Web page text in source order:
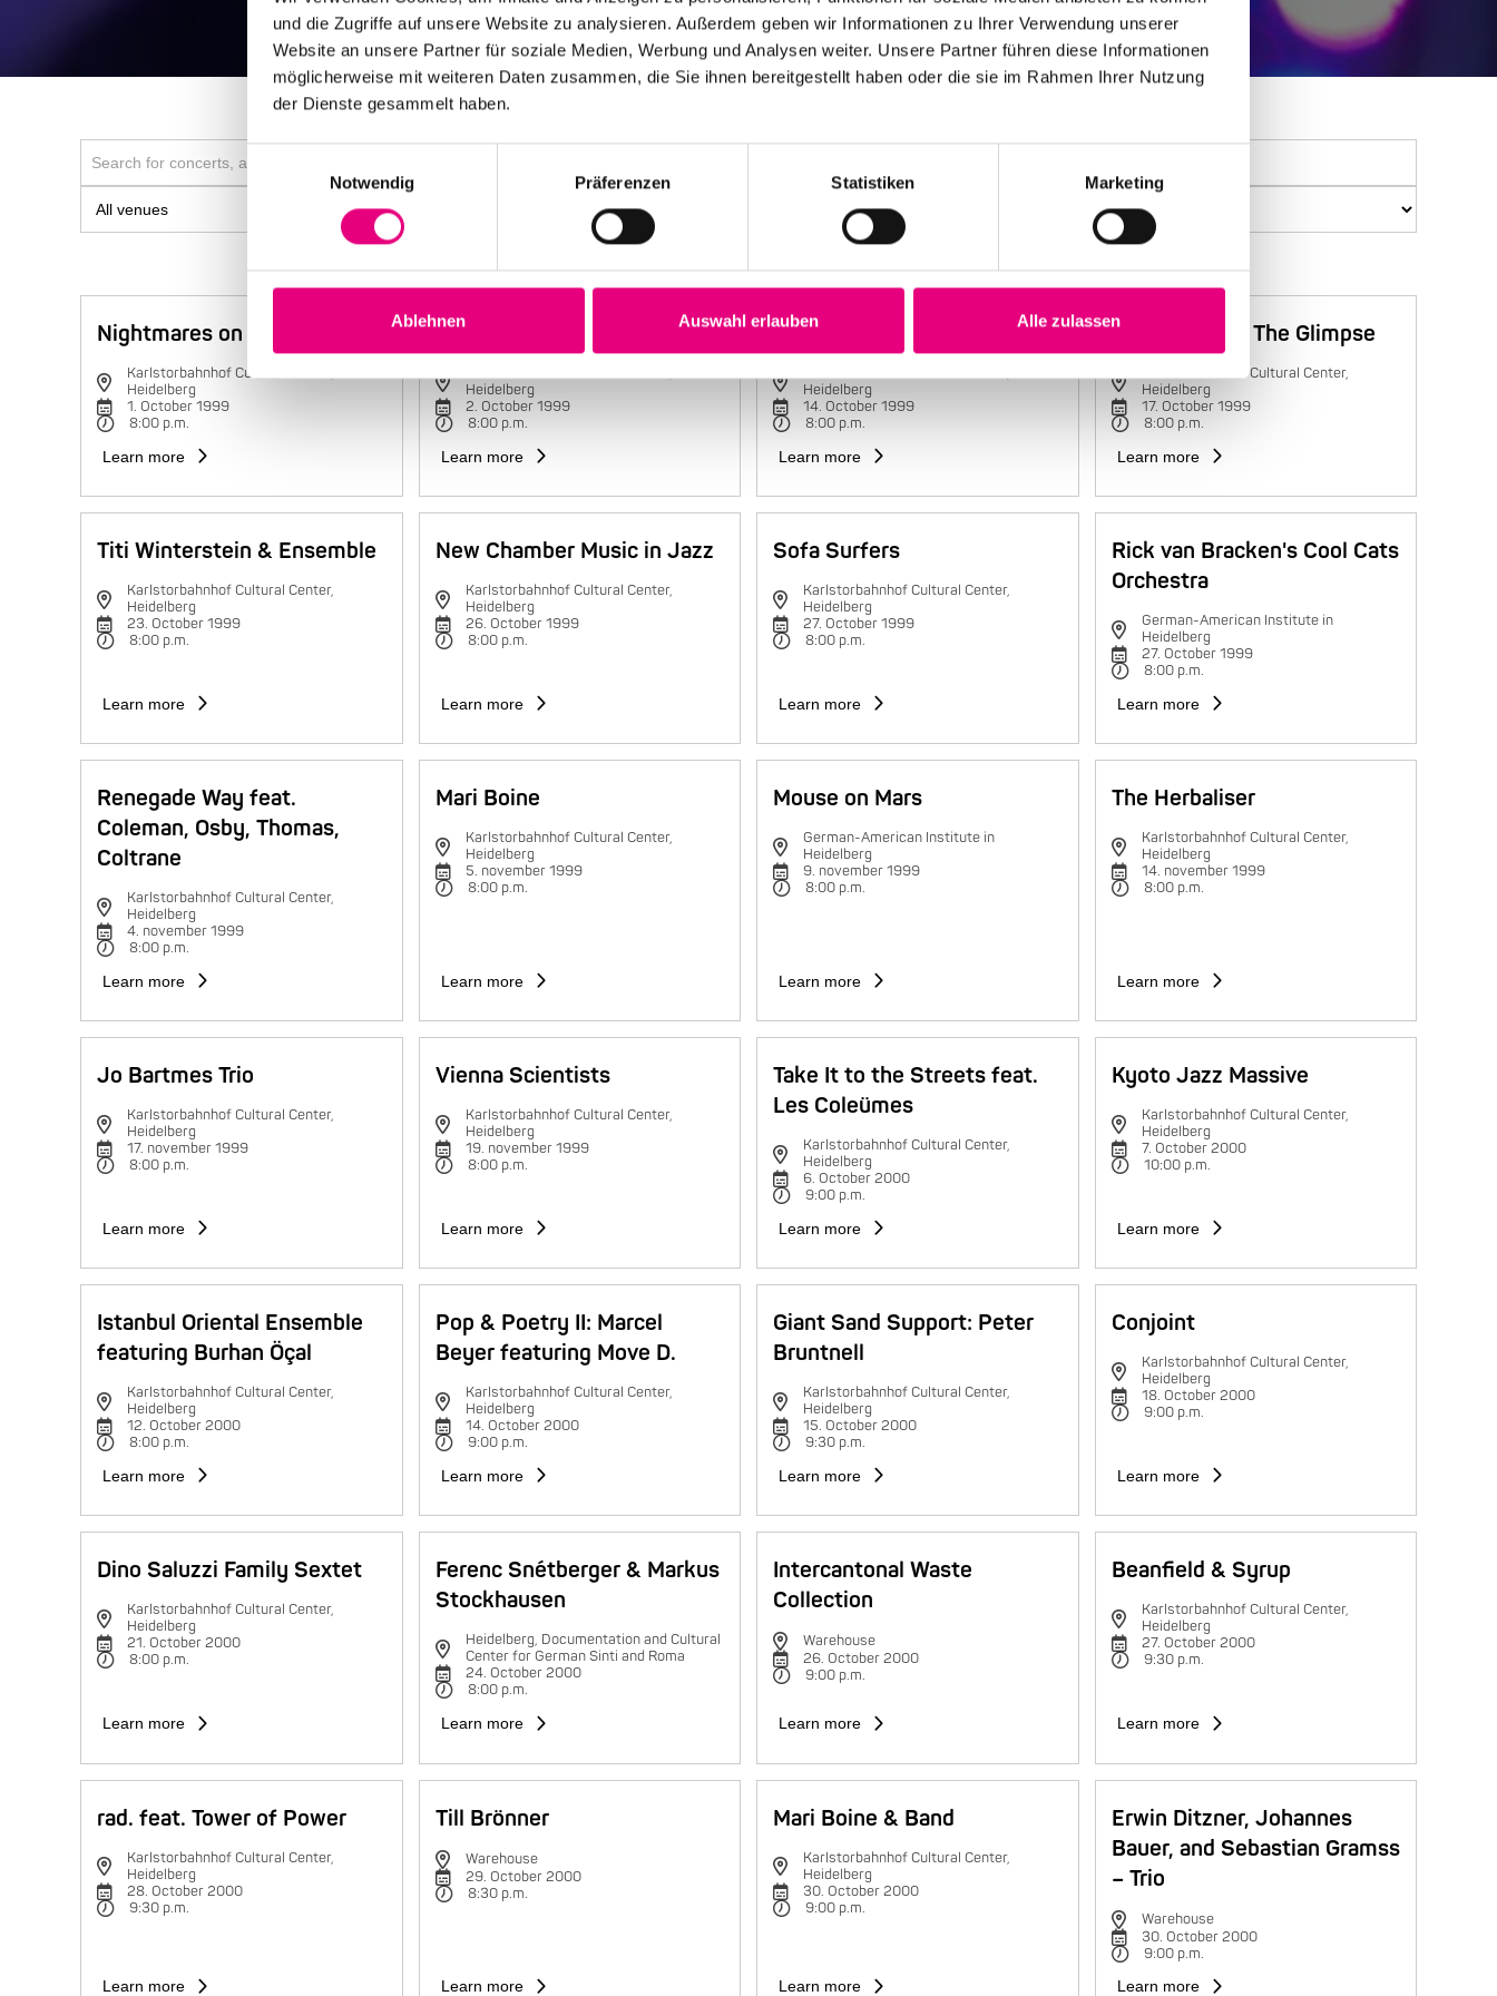
und die Zugriffe auf unsere Website zu analysieren. Außerdem geben wir Informationen zu Ihrer Verwendung unserer
Website an unsere Partner für soziale Medien, Werbung und Analysen weiter. Unsere Partner führen diese Informationen
möglicherweise mit weiteren Daten zusammen, die Sie ihnen bereitgestellt haben oder die sie im Rahmen Ihrer Nutzung
der Dienste gesammelt haben.
Notwendig
Präferenzen Statistiken Marketing
Ablehnen Auswahl erlauben Alle zulassen
Nightmares on Wax
Karlstorbahnhof Cultural Center,
Heidelberg
1. October 1999
8:00 p.m.
Learn more
Charlie Mariano Group
Heidelberg
2. October 1999
8:00 p.m.
Learn more
Maria João Trio
Heidelberg
14. October 1999
8:00 p.m.
Learn more
Trilok Gurtu & The Glimpse
Karlstorbahnhof Cultural Center,
Heidelberg
17. October 1999
8:00 p.m.
Learn more
Titi Winterstein & Ensemble
Karlstorbahnhof Cultural Center,
Heidelberg
23. October 1999
8:00 p.m.
Learn more
New Chamber Music in Jazz
Karlstorbahnhof Cultural Center,
Heidelberg
26. October 1999
8:00 p.m.
Learn more
Sofa Surfers
Karlstorbahnhof Cultural Center,
Heidelberg
27. October 1999
8:00 p.m.
Learn more
Rick van Bracken's Cool Cats
Orchestra
German-American Institute in
Heidelberg
27. October 1999
8:00 p.m.
Learn more
Renegade Way feat.
Coleman, Osby, Thomas,
Coltrane
Karlstorbahnhof Cultural Center,
Heidelberg
4. november 1999
8:00 p.m.
Learn more
Mari Boine
Karlstorbahnhof Cultural Center,
Heidelberg
5. november 1999
8:00 p.m.
Learn more
Mouse on Mars
German-American Institute in
Heidelberg
9. november 1999
8:00 p.m.
Learn more
The Herbaliser
Karlstorbahnhof Cultural Center,
Heidelberg
14. november 1999
8:00 p.m.
Learn more
Jo Bartmes Trio
Karlstorbahnhof Cultural Center,
Heidelberg
17. november 1999
8:00 p.m.
Learn more
Vienna Scientists
Karlstorbahnhof Cultural Center,
Heidelberg
19. november 1999
8:00 p.m.
Learn more
Take It to the Streets feat.
Les Coleümes
Karlstorbahnhof Cultural Center,
Heidelberg
6. October 2000
9:00 p.m.
Learn more
Kyoto Jazz Massive
Karlstorbahnhof Cultural Center,
Heidelberg
7. October 2000
10:00 p.m.
Learn more
Istanbul Oriental Ensemble
featuring Burhan Öçal
Karlstorbahnhof Cultural Center,
Heidelberg
12. October 2000
8:00 p.m.
Learn more
Pop & Poetry II: Marcel
Beyer featuring Move D.
Karlstorbahnhof Cultural Center,
Heidelberg
14. October 2000
9:00 p.m.
Learn more
Giant Sand Support: Peter
Bruntnell
Karlstorbahnhof Cultural Center,
Heidelberg
15. October 2000
9:30 p.m.
Learn more
Conjoint
Karlstorbahnhof Cultural Center,
Heidelberg
18. October 2000
9:00 p.m.
Learn more
Dino Saluzzi Family Sextet
Karlstorbahnhof Cultural Center,
Heidelberg
21. October 2000
8:00 p.m.
Learn more
Ferenc Snétberger & Markus
Stockhausen
Heidelberg, Documentation and Cultural
Center for German Sinti and Roma
24. October 2000
8:00 p.m.
Learn more
Intercantonal Waste
Collection
Warehouse
26. October 2000
9:00 p.m.
Learn more
Beanfield & Syrup
Karlstorbahnhof Cultural Center,
Heidelberg
27. October 2000
9:30 p.m.
Learn more
rad. feat. Tower of Power
Karlstorbahnhof Cultural Center,
Heidelberg
28. October 2000
9:30 p.m.
Learn more
Till Brönner
Warehouse
29. October 2000
8:30 p.m.
Learn more
Mari Boine & Band
Karlstorbahnhof Cultural Center,
Heidelberg
30. October 2000
9:00 p.m.
Learn more
Erwin Ditzner, Johannes
Bauer, and Sebastian Gramss
– Trio
Warehouse
30. October 2000
9:00 p.m.
Learn more